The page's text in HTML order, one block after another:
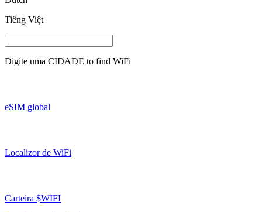
Tiếng Việt
Digite uma CIDADE to find WiFi
eSIM global
Localizor de WiFi
Carteira $WIFI